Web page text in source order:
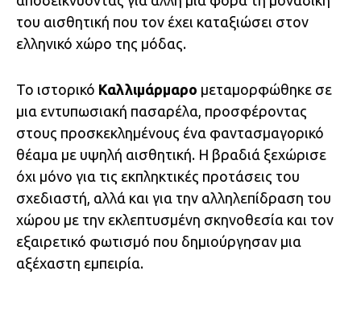
του αισθητική που τον έχει καταξιώσει στον
ελληνικό χώρο της μόδας.
Το ιστορικό Καλλιμάρμαρο μεταμορφώθηκε σε
μια εντυπωσιακή πασαρέλα, προσφέροντας
στους προσκεκλημένους ένα φαντασμαγορικό
θέαμα με υψηλή αισθητική. Η βραδιά ξεχώρισε
όχι μόνο για τις εκπληκτικές προτάσεις του
σχεδιαστή, αλλά και για την αλληλεπίδραση του
χώρου με την εκλεπτυσμένη σκηνοθεσία και τον
εξαιρετικό φωτισμό που δημιούργησαν μια
αξέχαστη εμπειρία.